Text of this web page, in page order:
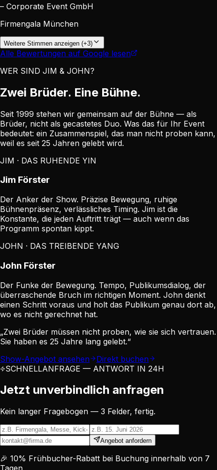
– Corporate Event GmbH
Firmengala München
Weitere Stimmen anzeigen (+3)
Alle Bewertungen auf Google lesen
WER SIND JIM & JOHN?
Zwei Brüder. Eine Bühne.
Seit 1999 stehen wir gemeinsam auf der Bühne — als
Brüder, nicht als gecastetes Duo. Was das für Ihr Event
bedeutet: ein Zusammenspiel, das man nicht proben kann,
weil es seit 25 Jahren gelebt wird.
JIM · DAS RUHENDE YIN
Jim Förster
Der Anker der Show. Präzise Bewegung, ruhige
Bühnenpräsenz, verlässliches Timing. Jim ist die
Konstante, die jeden Auftritt trägt — auch wenn das
Programm spontan kippt.
JOHN · DAS TREIBENDE YANG
John Förster
Der Funke der Bewegung. Tempo, Publikumsdialog, der
überraschende Bruch im richtigen Moment. John denkt
einen Schritt voraus und holt das Publikum genau dort ab,
wo es nicht gerechnet hat.
„Zwei Brüder müssen nicht proben, wie sie sich vertrauen.
Sie haben es 25 Jahre lang gelebt.“
Show-Angebot ansehen
Direkt buchen
SCHNELLANFRAGE — ANTWORT IN 24H
Jetzt unverbindlich anfragen
Kein langer Fragebogen — 3 Felder, fertig.
Angebot anfordern
🎉 10% Frühbucher-Rabatt bei Buchung innerhalb von 7